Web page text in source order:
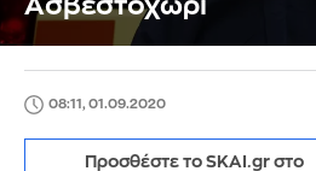
Ασβεστοχώρι
08:11, 01.09.2020
Προσθέστε το SKAI.gr στο